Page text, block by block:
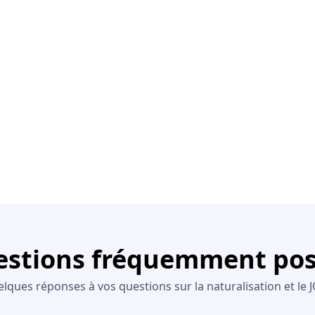
fréquemment
réponses à vos questions sur la naturalisation et le